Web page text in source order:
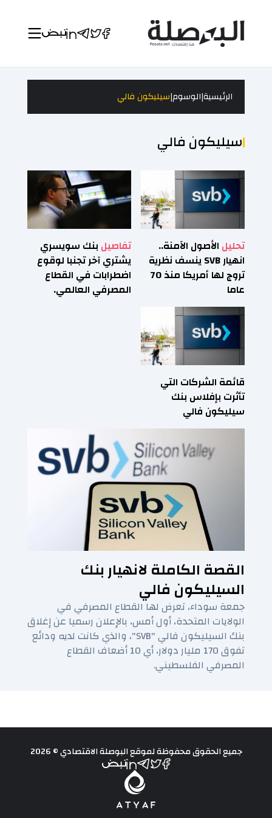
الرئيسية|الوسوم|سيليكون فالي
سيليكون فالي
تحليل الأصول الآمنة..
انهيار SVB ينسف نظرية
تروج لها أمريكا منذ 70
عاما
تفاصيل بنك سويسري
يشتري آخر تجنبا لوقوع
اضطرابات في القطاع
المصرفي العالمي.
قائمة الشركات التي
تأثرت بإفلاس بنك
سيليكون فالي
القصة الكاملة لانهيار بنك
السيليكون فالي
جمعة سوداء، تعرض لها القطاع المصرفي في
الولايات المتحدة، أول أمس، بالإعلان رسميا عن إغلاق
بنك السيليكون فالي "SVB"، والذي كانت لديه ودائع
تفوق 170 مليار دولار، أي 10 أضعاف القطاع
المصرفي الفلسطيني.
جميع الحقوق محفوظة لموقع البوصلة الاقتصادي © 2026